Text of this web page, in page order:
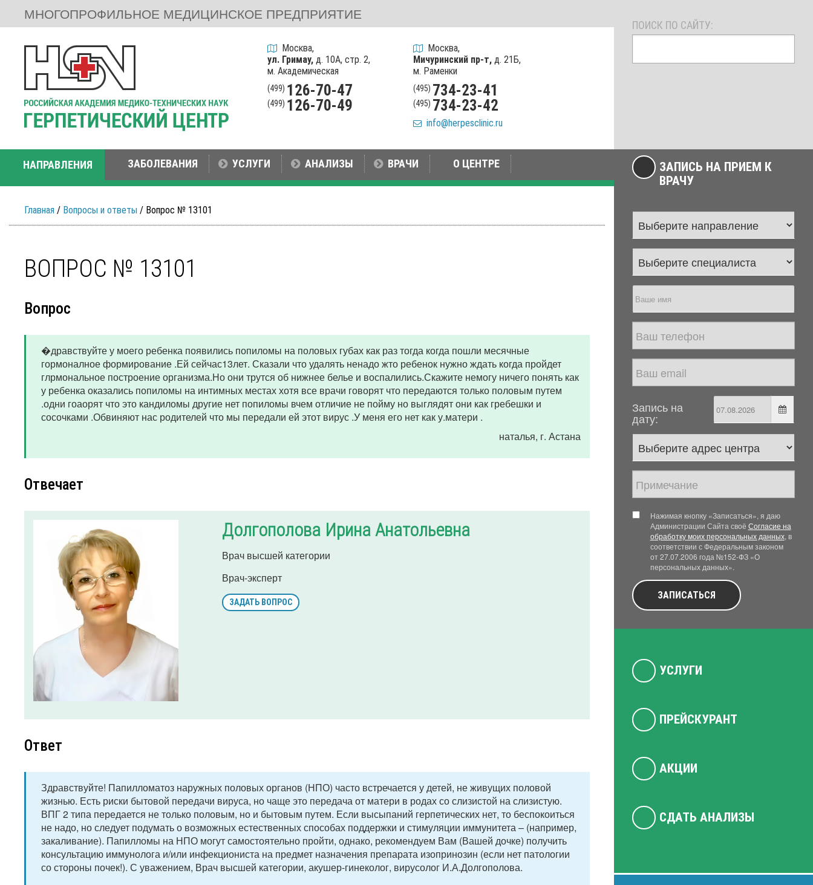
МНОГОПРОФИЛЬНОЕ МЕДИЦИНСКОЕ ПРЕДПРИЯТИЕ
Москва,
ул. Гримау,д. 10А, стр. 2,
м. Академическая
(499) 126-70-47
(499) 126-70-49
Москва,
Мичуринский пр-т, д. 21Б,
м. Раменки
(495) 734-23-41
(495) 734-23-42
info@herpesclinic.ru
ПОИСК ПО САЙТУ:
НАПРАВЛЕНИЯ ЗАБОЛЕВАНИЯ УСЛУГИ АНАЛИЗЫ ВРАЧИ О ЦЕНТРЕ
Главная / Вопросы и ответы / Вопрос № 13101
ВОПРОС № 13101
Вопрос
�дравствуйте у моего ребенка появились попиломы на половых губах как раз тогда когда пошли месячные
гормоналное формирование .Ей сейчас13лет. Сказали что удалять ненадо жто ребенок нужно ждать когда пройдет
глрмональное построение организма.Но они трутся об нижнее белье и воспалились.Скажите немогу ничего понять как
у ребенка оказались попиломы на интимных местах хотя все врачи говорят что передаются только половым путем
.одни гоаорят что это кандиломы другие нет попиломы вчем отличие не пойму но выглядят они как гребешки и
сосочками .Обвиняют нас родителей что мы передали ей этот вирус .У меня его нет как у.матери .
наталья, г. Астана
Отвечает
Долгополова Ирина Анатольевна
Врач высшей категории
Врач-эксперт
ЗАДАТЬ ВОПРОС
Ответ
Здравствуйте! Папилломатоз наружных половых органов (НПО) часто встречается у детей, не живущих половой
жизнью. Есть риски бытовой передачи вируса, но чаще это передача от матери в родах со слизистой на слизистую.
ВПГ 2 типа передается не только половым, но и бытовым путем. Если высыпаний герпетических нет, то беспокоиться
не надо, но следует подумать о возможных естественных способах поддержки и стимуляции иммунитета – (например,
закаливание). Папилломы на НПО могут самостоятельно пройти, однако, рекомендуем Вам (Вашей дочке) получить
консультацию иммунолога и/или инфекциониста на предмет назначения препарата изопринозин (если нет патологии
со стороны почек!). С уважением, Врач высшей категории, акушер-гинеколог, вирусолог И.А.Долгополова.
ЗАПИСЬ НА ПРИЕМ К
ВРАЧУ
Запись на
дату:
Нажимая кнопку «Записаться», я даю
Администрации Сайта своё Согласие на
обработку моих персональных данных, в
соответствии с Федеральным законом
от 27.07.2006 года №152-ФЗ «О
персональных данных».
ЗАПИСАТЬСЯ
УСЛУГИ
ПРЕЙСКУРАНТ
АКЦИИ
СДАТЬ АНАЛИЗЫ